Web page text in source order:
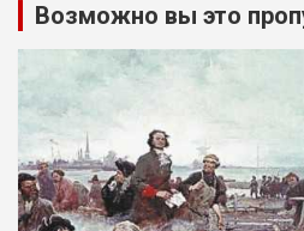
Возможно вы это